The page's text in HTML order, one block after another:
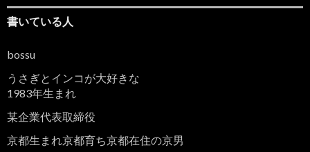
書いている人
bossu
うさぎとインコが大好きな
1983年生まれ
某企業代表取締役
京都生まれ京都育ち京都在住の京男